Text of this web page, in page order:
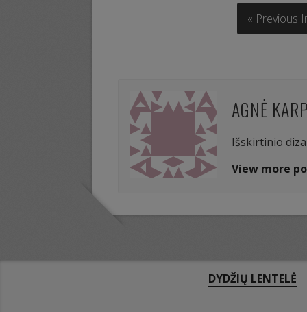
« Previous
AGNĖ
Išskirtinio
View more
DYDŽIŲ LENTELĖ